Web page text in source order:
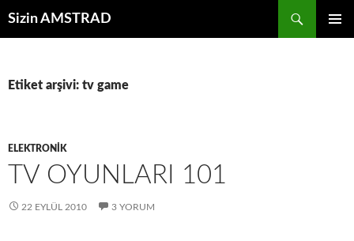
Sizin AMSTRAD
Etiket arşivi: tv game
ELEKTRONIK
TV OYUNLARI 101
22 EYLÜL 2010 3 YORUM